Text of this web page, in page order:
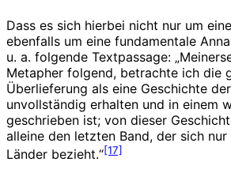
Dass es sich hierbei nicht nur um
ebenfalls um eine fundamentale
u. a. folgende Textpassage:
Metapher folgend, betrachte ich die
Überlieferung als eine Geschichte
unvollständig erhalten und in einem
geschrieben ist; von dieser
alleine den letzten Band, der sich
Länder bezieht.“[17]